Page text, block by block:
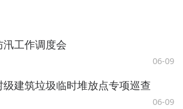
工作调度会
06-09
建筑垃圾临时堆放点专项巡查
06-09